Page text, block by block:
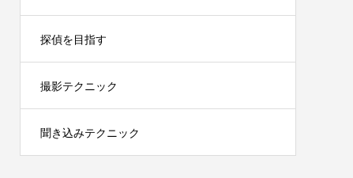
探偵を目指す
撮影テクニック
聞き込みテクニック